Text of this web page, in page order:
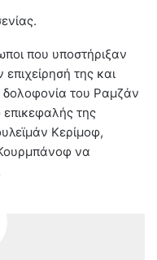
που υποστήριξαν
της και
του Ραμζάν
της
Κερίμοφ,
να